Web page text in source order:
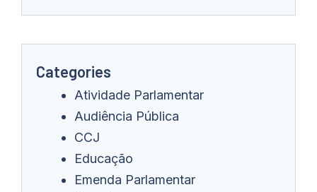
Categories
Atividade Parlamentar
Audiência Pública
CCJ
Educação
Emenda Parlamentar